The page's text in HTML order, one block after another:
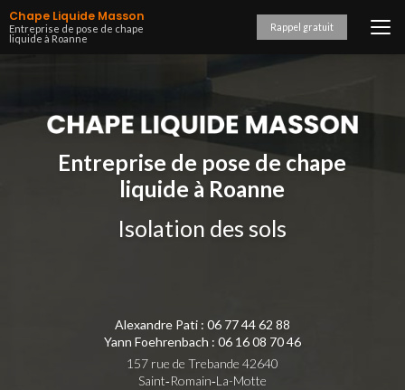
Aller
au
contenu
Chape Liquide Masson
Entreprise de pose de chape
liquide à Roanne
Rappel gratuit
Entreprise de pose de chape
liquide à Roanne
Isolation des sols
Alexandre Pati : 06 77 44 62 88
Yann Foehrenbach : 06 16 08 70 46
157 rue de Trebande 42640
Saint‑Romain‑La-Motte